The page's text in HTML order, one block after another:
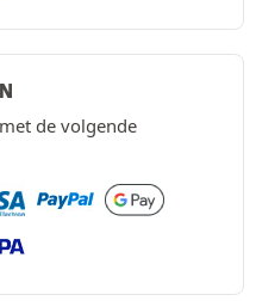
de volgende